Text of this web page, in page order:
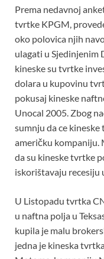
Prema nedavnoj
tvrtke KPGM,
oko polovica njih
ulagati u Sjedinjenim
kineske su tvrtke
dolara u kupovinu
pokusaj kineske
Unocal 2005. Zbog
sumnju da ce
američku
da su kineske tvrtke
iskorištavaju recesiju
U Listopadu tvrtka
u naftna polja u
kupila je malu
jedna je kineska